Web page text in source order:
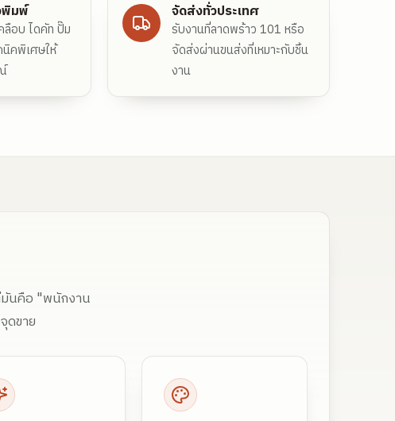
พิมพ์
ลือบ ไดคัท ปั๊ม
คพิเศษให้
จัดส่งทั่วประเทศ
รับงานที่ลาดพร้าว 101 หรือ
จัดส่งผ่านขนส่งที่เหมาะกับชิ้น
งาน
มันคือ "พนักงาน
ดขาย